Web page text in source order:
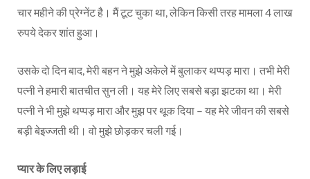
चार महीने की प्रेग्नेंट है। मैं टूट चुका था, लेकिन किसी तरह मामला 4 लाख
रुपये देकर शांत हुआ।
उसके दो दिन बाद, मेरी बहन ने मुझे अकेले में बुलाकर थप्पड़ मारा। तभी मेरी
पत्नी ने हमारी बातचीत सुन ली। यह मेरे लिए सबसे बड़ा झटका था। मेरी
पत्नी ने भी मुझे थप्पड़ मारा और मुझ पर थूक दिया – यह मेरे जीवन की सबसे
बड़ी बेइज्जती थी। वो मुझे छोड़कर चली गई।
प्यार के लिए लड़ाई